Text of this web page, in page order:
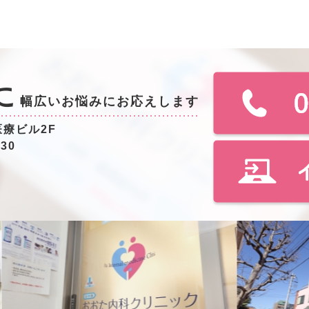
幅広いお悩みにお応えします
ビル2F